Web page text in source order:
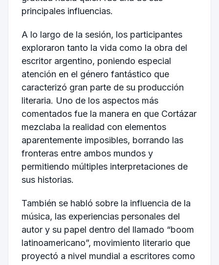
principales influencias.
A lo largo de la sesión, los participantes
exploraron tanto la vida como la obra del
escritor argentino, poniendo especial
atención en el género fantástico que
caracterizó gran parte de su producción
literaria. Uno de los aspectos más
comentados fue la manera en que Cortázar
mezclaba la realidad con elementos
aparentemente imposibles, borrando las
fronteras entre ambos mundos y
permitiendo múltiples interpretaciones de
sus historias.
También se habló sobre la influencia de la
música, las experiencias personales del
autor y su papel dentro del llamado “boom
latinoamericano”, movimiento literario que
proyectó a nivel mundial a escritores como